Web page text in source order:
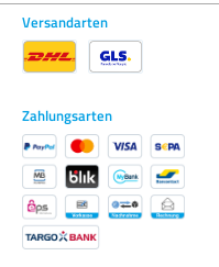
Versandarten
Zahlungsarten